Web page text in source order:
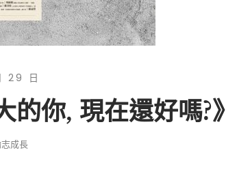
29 日
你, 現在還好嗎?》
成長